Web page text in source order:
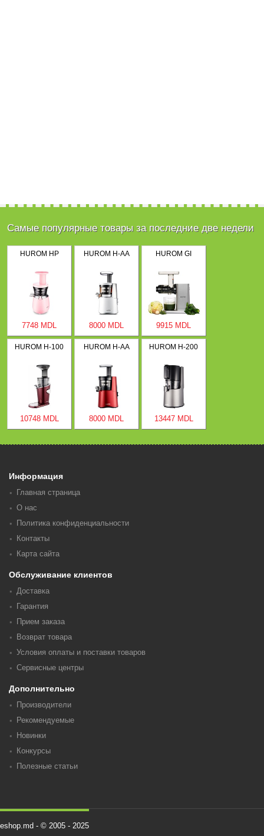
Самые популярные товары за последние две недели
HUROM HP
7748 MDL
HUROM H-AA
8000 MDL
HUROM GI
9915 MDL
HUROM H-100
10748 MDL
HUROM H-AA
8000 MDL
HUROM H-200
13447 MDL
Информация
Главная страница
О нас
Политика конфиденциальности
Контакты
Карта сайта
Обслуживание клиентов
Доставка
Гарантия
Прием заказа
Возврат товара
Условия оплаты и поставки товаров
Сервисные центры
Дополнительно
Производители
Рекомендуемые
Новинки
Конкурсы
Полезные статьи
eshop.md - © 2005 - 2025